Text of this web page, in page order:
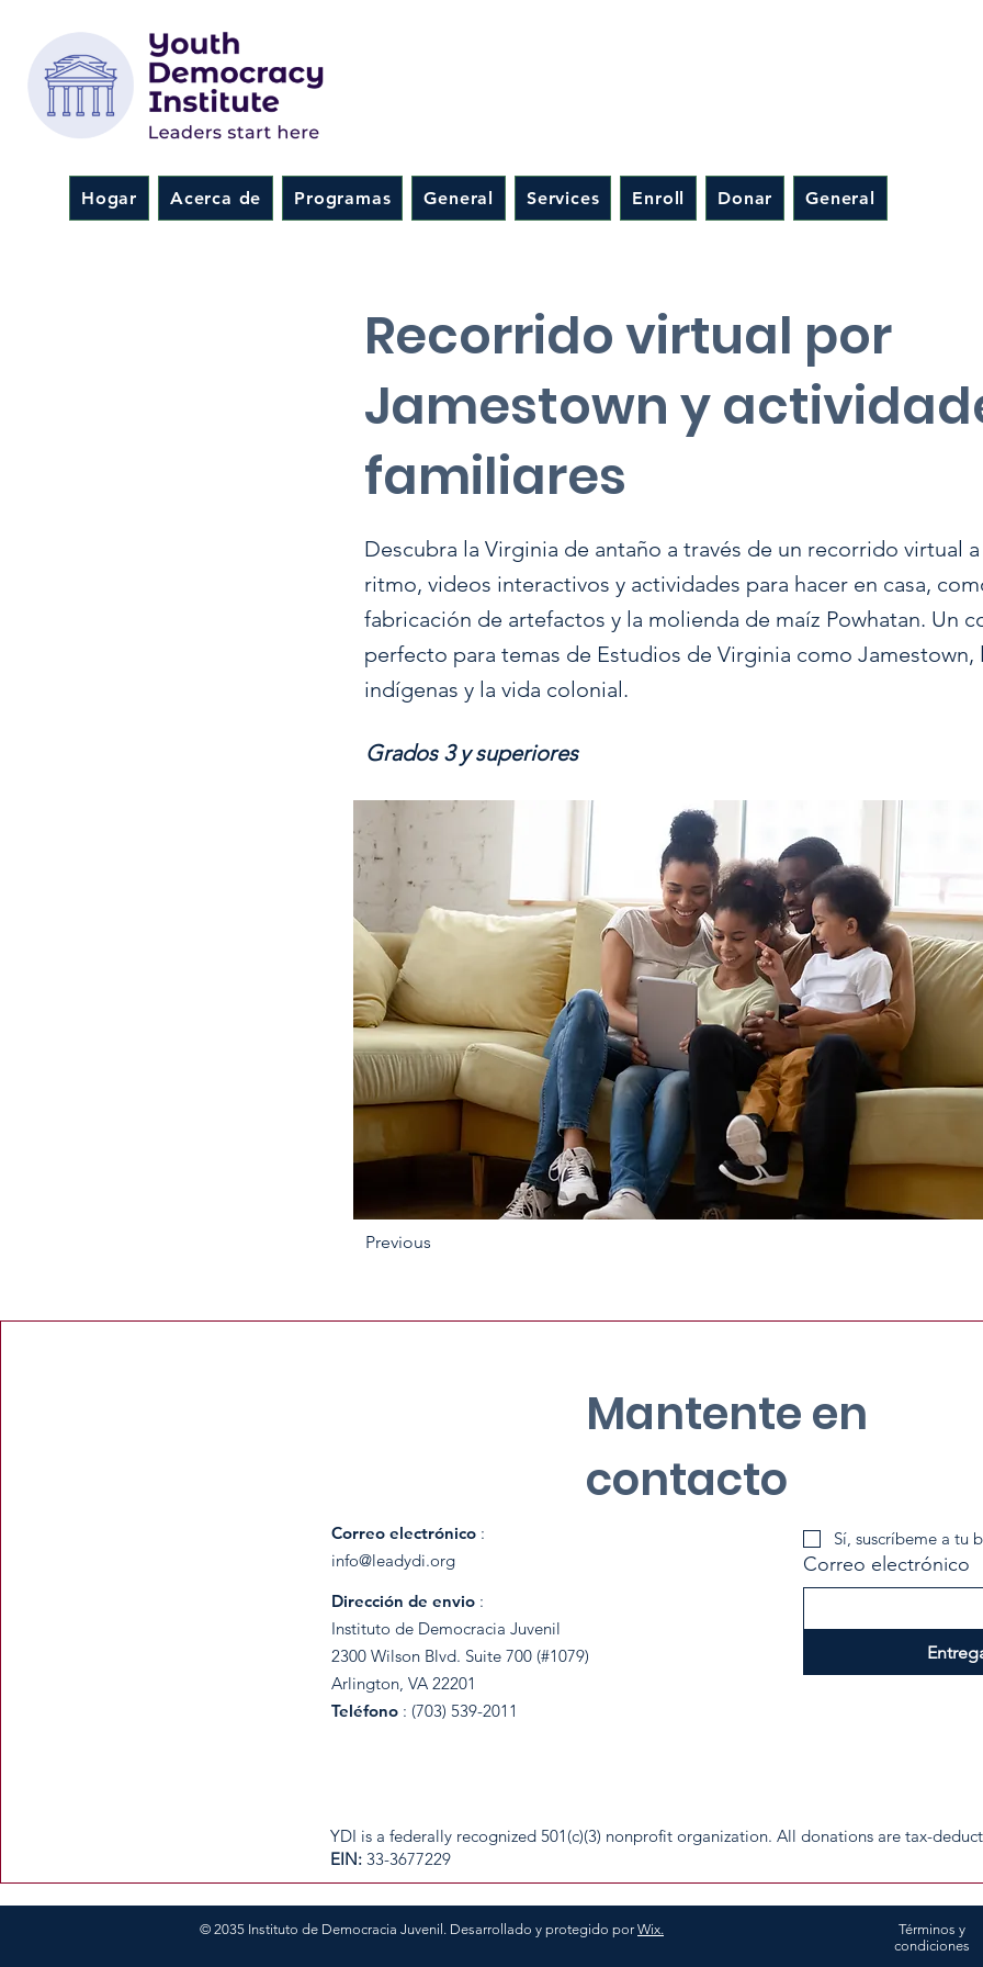
Hogar Acerca de Programas General Services Enroll Donar General
Recorrido virtual por
Jamestown y
familiares
Descubra la Virginia de antaño a través de un recorrido virtual
ritmo, videos interactivos y actividades para hacer en casa,
fabricación de artefactos y la molienda de maíz Powhatan. Un
perfecto para temas de Estudios de Virginia como Jamestown,
indígenas y la vida colonial.
Grados 3 y superiores
Previous
Mantente en
contacto
Correo electrónico :
info@leadydi.org
Dirección de envio :
Instituto de Democracia Juvenil
2300 Wilson Blvd. Suite 700 (#1079)
Arlington, VA 22201
Teléfono : (703) 539-2011
Sí, suscríbeme a tu
Correo electrónico
​YDI is a federally recognized 501(c)(3) nonprofit organization. All donations are tax-
​EIN: 33-3677229
© 2035 Instituto de Democracia Juvenil. Desarrollado y protegido por Wix.
Términos y
condiciones